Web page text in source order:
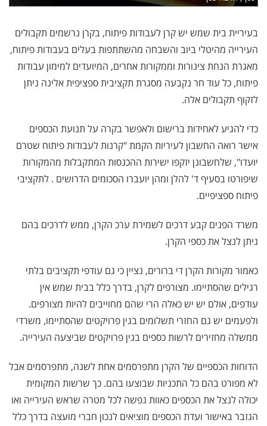
בעיריית בית שמש יש קרן לעבודות פיתוח, בקרן נרשמים תקבולים
העירייה מהיטלי ביוב והשבחה מהשתתפות בעלים בעבודות פיתוח,
מאגרת הנחת צינורות וממקורות אחרים, המיועדים למימון עבודות
פיתוח, כל עוד חר נקבעה מסגרת תקציבית ספציפית אלינה ניתן
לזקוף תקבולים אלה.
כדי להגיע לאחידות ברישום ולאפשר בקרה על תנועת הכספים
אישר רואה החשבון לעיריות הקמת"קרנות לעבודות פיתוח שטרם
יועדו", שלחשבונן יזקפו ישירות ההכנסות המתקבלות מהמקורות
שיפורטו בסעיף ד' להלן ומהן יועברו הסכומים הדרושים . לתקציבי
פיתוח ספציפיים.
משרד הפנים קבע דרכים לשמירת ערכ הקרן, ממש לדרכים בהם
ניתן לנצל את כספי הקרן.
כאמור מקורות הקרן די ברורים, נציין כי גם עודפי תקציבים בלתי
רגילים שהסתיימו. מצורפים לקרן, בדרך כלל בבית שמש אין
עודפים, אולם יש יש כאלה הרי שהם מחוייבים להיות מצורפים.
ולפעמים יש גם החזרי תשלומים בגין פרויקטים שהסתיימו, משרדי
ממשלה מחזירים לרשות כספים בגין פרויקטים שביצעה העירייה.
הדוחות הכספיים של הקרן מתפרסמים אחת לשנה, מתפרסמים אבל
לא מפורט בהם כל התכניות שבוצעו בהם. כך שרשות המקומית
יכולה לנצל את הכספים כאוות נפשה לכל מטרה שראש העירייה ואו
הגזבר באישור ועדת הכספים מוציאים לנכון חברי מועצה בדרך כלל